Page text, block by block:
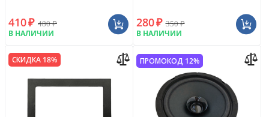
410₽ 480₽
В НАЛИЧИИ
280₽ 350₽
В НАЛИЧИИ
СКИДКА 18% ПРОМОКОД 12%